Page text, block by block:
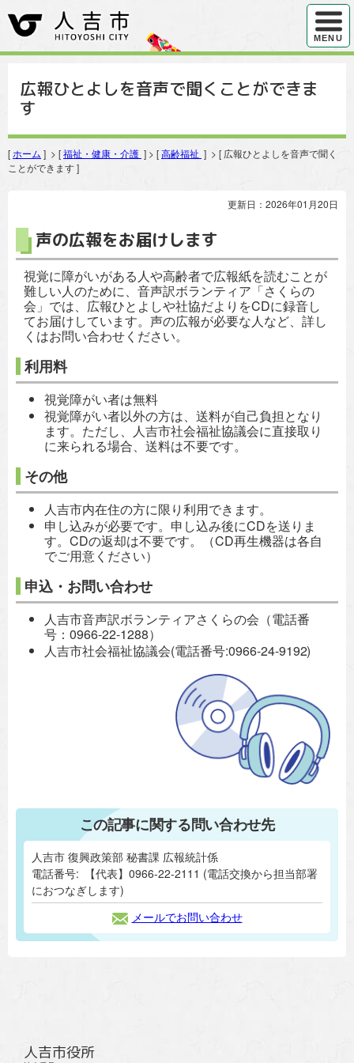
ハンバ
MENU
広報ひとよしを音声で聞くことができま
す
[ ホーム ] > [福祉・健康・介護 ] > [高齢福祉 ] > [ 広報ひとよしを音声で聞く
ことができます ]
更新日：2026年01月20日
声の広報をお届けします
視覚に障がいがある人や高齢者で広報紙を読むことが
難しい人のために、音声訳ボランティア「さくらの
会」では、広報ひとよしや社協だよりをCDに録音し
てお届けしています。声の広報が必要な人など、詳し
くはお問い合わせください。
利用料
視覚障がい者は無料
視覚障がい者以外の方は、送料が自己負担となり
ます。ただし、人吉市社会福祉協議会に直接取り
に来られる場合、送料は不要です。
その他
人吉市内在住の方に限り利用できます。
申し込みが必要です。申し込み後にCDを送りま
す。CDの返却は不要です。（CD再生機器は各自
でご用意ください）
申込・お問い合わせ
人吉市音声訳ボランティアさくらの会（電話番
号：0966-22-1288）
人吉市社会福祉協議会(電話番号:0966-24-9192)
この記事に関する問い合わせ先
人吉市 復興政策部 秘書課 広報統計係
電話番号:
【代表】0966-22-2111 (電話交換から担当部署
におつなぎします)
メールでお問い合わせ
人吉市役所